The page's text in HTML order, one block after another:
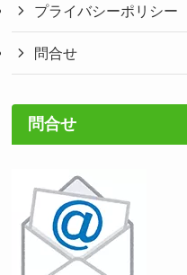
プライバシーポリシー
問合せ
問合せ